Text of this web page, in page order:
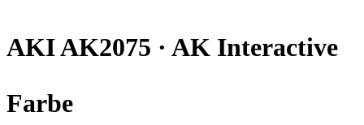
AKI AK2075 · AK Interactive
Farbe